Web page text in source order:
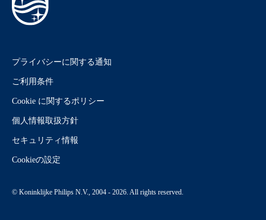
プライバシーに関する通知
ご利用条件
Cookie に関するポリシー
個人情報取扱方針
セキュリティ情報
Cookieの設定
© Koninklijke Philips N.V., 2004 - 2026. All rights reserved.